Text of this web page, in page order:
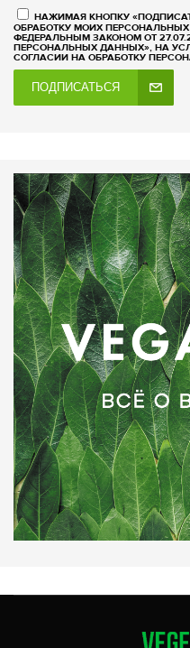
НАЖИМАЯ КНОПКУ
ОБРАБОТКУ МОИХ
ФЕДЕРАЛЬНЫМ ЗАКОНОМ ОТ
ПЕРСОНАЛЬНЫХ ДАННЫХ», НА
СОГЛАСИИ НА ОБРАБОТКУ
ПОДПИСАТЬСЯ